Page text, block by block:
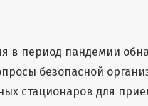
в период пандемии
безопасной
стационаров для